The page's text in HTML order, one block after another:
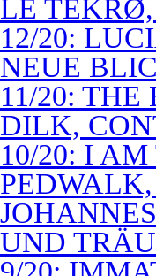
LE
12/20:
NEUE
11/20:
DILK,
10/20: I
UND